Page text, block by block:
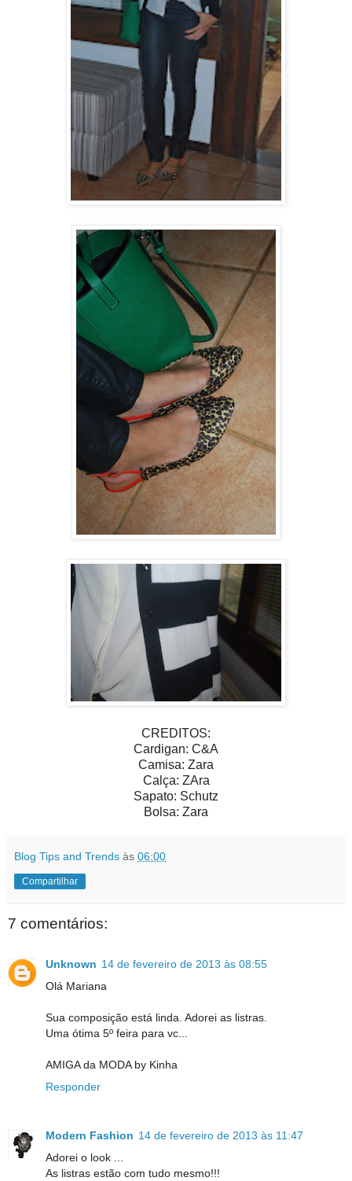
CREDITOS:
Cardigan: C&A
Camisa: Zara
Calça: ZAra
Sapato: Schutz
Bolsa: Zara
Blog Tips and Trends às 06:00
Compartilhar
7 comentários:
Unknown 14 de fevereiro de 2013 às 08:55
Olá Mariana
Sua composição está linda. Adorei as listras.
Uma ótima 5º feira para vc...
AMIGA da MODA by Kinha
Responder
Modern Fashion 14 de fevereiro de 2013 às 11:47
Adorei o look ...
As listras estão com tudo mesmo!!!